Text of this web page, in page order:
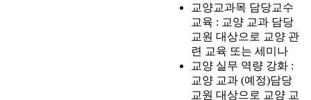
교양교과목 담당교수
교육 : 교양 교과 담당
교원 대상으로 교양 관
련 교육 또는 세미나
교양 실무 역량 강화 :
교양 교과 (예정)담당
교원 대상으로 교양 교